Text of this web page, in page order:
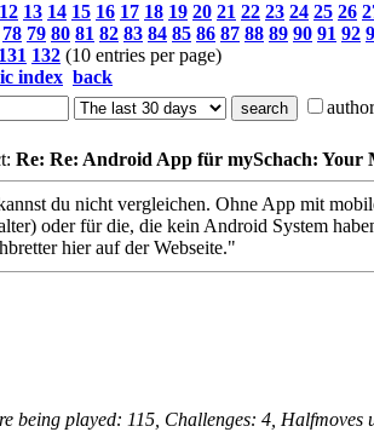
12 13 14 15 16 17 18 19 20 21 22 23 24 25 26
78 79 80 81 82 83 84 85 86 87 88 89 90 91 92
131 132 (10 entries per page)
index back
Re: Re: Android App für mySchach: Your
du nicht vergleichen. Ohne App mit
oder für die, die kein Android System
hier auf der Webseite."
being played: 115, Challenges: 4, Halfmoves